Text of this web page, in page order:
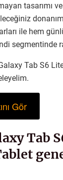
tasarımı
ile hem
segmentinde
Tab S6
Gör
Tab